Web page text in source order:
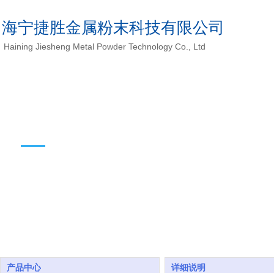
海宁捷胜金属粉末科技有限公司
Haining Jiesheng Metal Powder Technology Co., Ltd
产品中心 详细说明